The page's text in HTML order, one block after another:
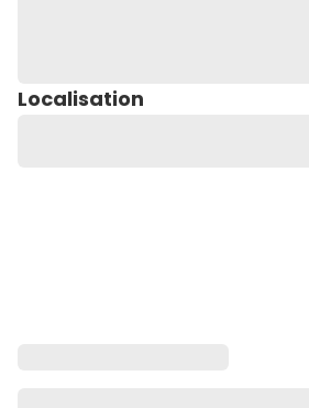
Localisation